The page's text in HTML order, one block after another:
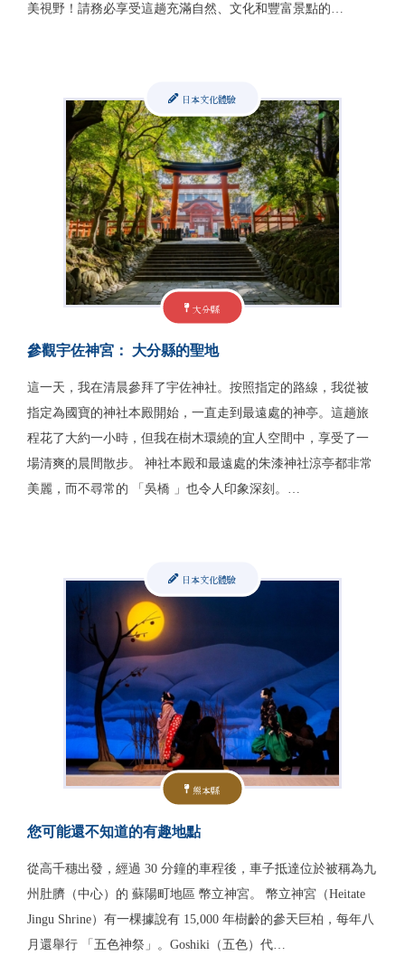
美視野！請務必享受這趟充滿自然、文化和豐富景點的…
大分縣
日本文化體驗
參觀宇佐神宮： 大分縣的聖地
這一天，我在清晨參拜了宇佐神社。按照指定的路線，我從被
指定為國寶的神社本殿開始，一直走到最遠處的神亭。這趟旅
程花了大約一小時，但我在樹木環繞的宜人空間中，享受了一
場清爽的晨間散步。 神社本殿和最遠處的朱漆神社涼亭都非常
美麗，而不尋常的 「吳橋 」也令人印象深刻。…
熊本縣
日本文化體驗
您可能還不知道的有趣地點
從高千穗出發，經過 30 分鐘的車程後，車子抵達位於被稱為九
州肚臍（中心）的 蘇陽町地區 幣立神宮。 幣立神宮（Heitate
Jingu Shrine）有一棵據說有 15,000 年樹齡的參天巨柏，每年八
月還舉行 「五色神祭」。Goshiki（五色）代…